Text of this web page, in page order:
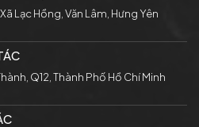
Lạc Hồng, Văn Lâm, Hưng Yên
Q12, Thành Phố Hồ Chí Minh